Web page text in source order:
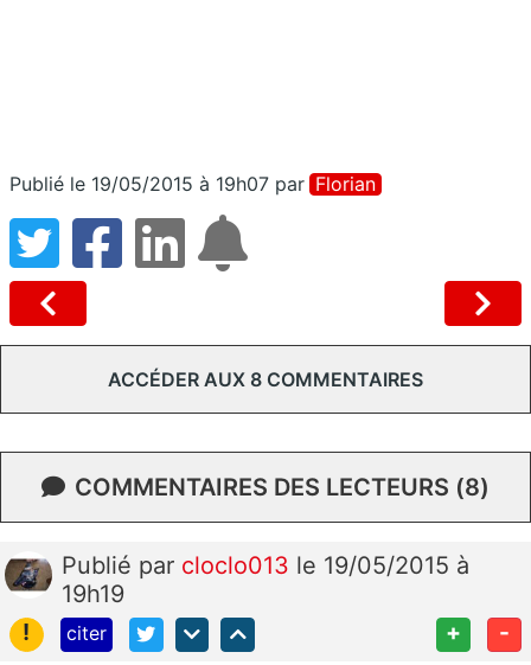
Publié le 19/05/2015 à 19h07 par Florian
ACCÉDER AUX 8 COMMENTAIRES
COMMENTAIRES DES LECTEURS (8)
Publié par cloclo013 le 19/05/2015 à
19h19
!
citer + -